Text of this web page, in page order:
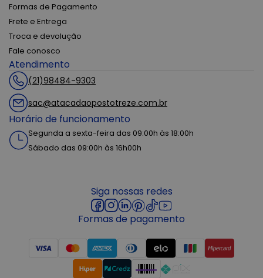
Formas de Pagamento
Frete e Entrega
Troca e devolução
Fale conosco
Atendimento
(21)98484-9303
sac@atacadaopostotreze.com.br
Horário de funcionamento
Segunda a sexta-feira das 09:00h às 18:00h
Sábado das 09:00h às 16h00h
Siga nossas redes
Formas de pagamento